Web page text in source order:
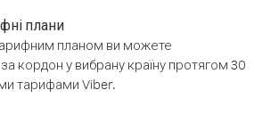
плани
планом ви можете
кордон у вибрану країну протягом 30
тарифами Viber.